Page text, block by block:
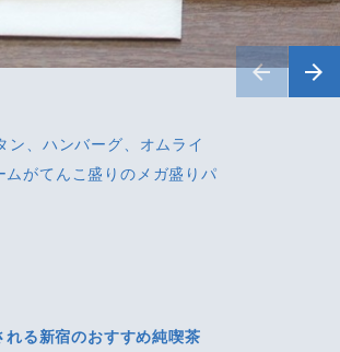
ン、ハンバーグ、オムライ
がてんこ盛りのメガ盛りパ
る新宿のおすすめ純喫茶